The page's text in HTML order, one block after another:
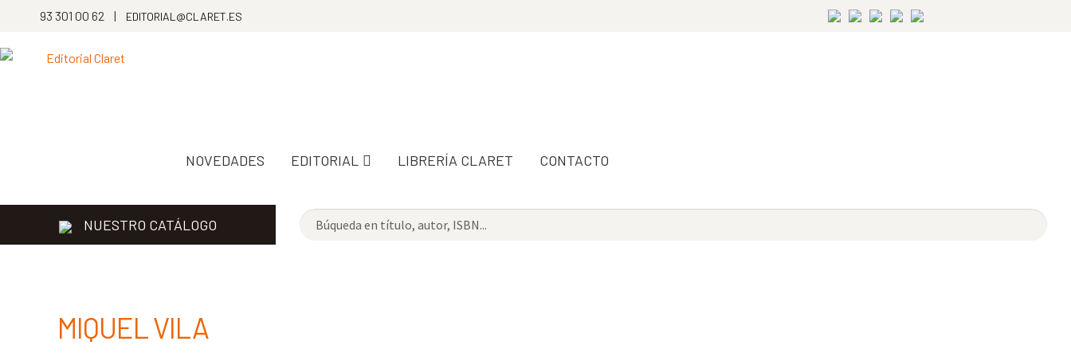
93 301 00 62 | EDITORIAL@CLARET.ES
NOVEDADES EDITORIAL LIBRERÍA CLARET CONTACTO
NUESTRO CATÁLOGO
MIQUEL VILA